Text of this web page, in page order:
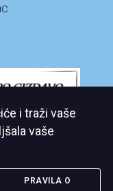
i traži vaše
vaše
PRAVILA O